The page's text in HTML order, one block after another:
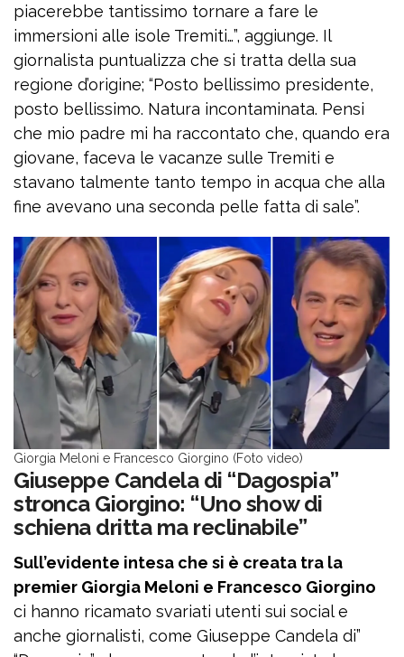
piacerebbe tantissimo tornare a fare le
immersioni alle isole Tremiti…”, aggiunge. Il
giornalista puntualizza che si tratta della sua
regione d’origine; “Posto bellissimo presidente,
posto bellissimo. Natura incontaminata. Pensi
che mio padre mi ha raccontato che, quando era
giovane, faceva le vacanze sulle Tremiti e
stavano talmente tanto tempo in acqua che alla
fine avevano una seconda pelle fatta di sale”.
Giorgia Meloni e Francesco Giorgino (Foto video)
Giuseppe Candela di “Dagospia”
stronca Giorgino: “Uno show di
schiena dritta ma reclinabile”
Sull’evidente intesa che si è creata tra la
premier Giorgia Meloni e Francesco Giorgino
ci hanno ricamato svariati utenti sui social e
anche giornalisti, come Giuseppe Candela di”